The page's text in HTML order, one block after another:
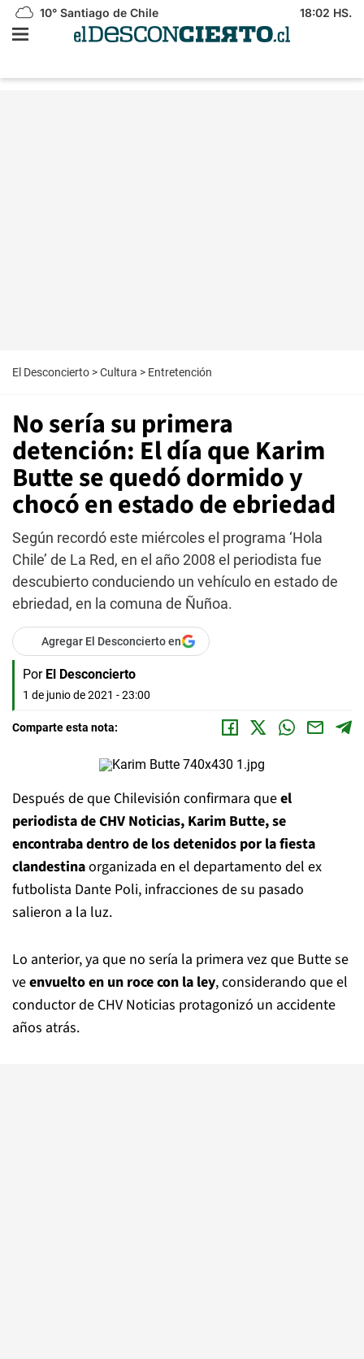
10° Santiago de Chile 18:02 HS.
El Desconcierto >Cultura > Entretención
No sería su primera
detención: El día que Karim
Butte se quedó dormido y
chocó en estado de ebriedad
Según recordó este miércoles el programa ‘Hola
Chile’ de La Red, en el año 2008 el periodista fue
descubierto conduciendo un vehículo en estado de
ebriedad, en la comuna de Ñuñoa.
Agregar El Desconcierto en
Por El Desconcierto
1 de junio de 2021 - 23:00
Comparte esta nota:
Después de que Chilevisión confirmara queel
periodista de CHV Noticias, Karim Butte, se
encontraba dentro de los detenidos por la fiesta
clandestinaorganizada en el departamento del ex
futbolista Dante Poli, infracciones de su pasado
salieron a la luz.
Lo anterior, ya que no sería la primera vez que Butte se
veenvuelto en un roce con la ley, considerando que el
conductor de CHV Noticias protagonizó un accidente
años atrás.